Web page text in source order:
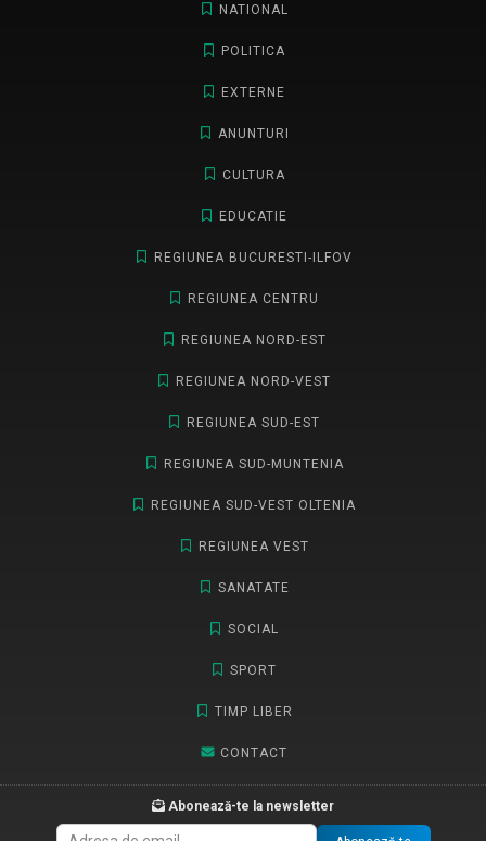
NATIONAL
POLITICA
EXTERNE
ANUNTURI
CULTURA
EDUCATIE
REGIUNEA BUCURESTI-ILFOV
REGIUNEA CENTRU
REGIUNEA NORD-EST
REGIUNEA NORD-VEST
REGIUNEA SUD-EST
REGIUNEA SUD-MUNTENIA
REGIUNEA SUD-VEST OLTENIA
REGIUNEA VEST
SANATATE
SOCIAL
SPORT
TIMP LIBER
CONTACT
Abonează-te la newsletter